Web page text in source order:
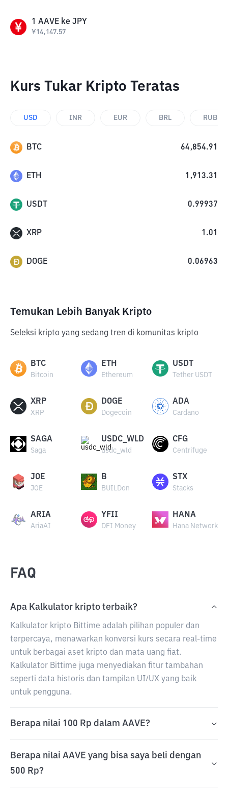
1 AAVE ke JPY
¥14,147.57
Kurs Tukar Kripto Teratas
USD INR EUR BRL RUB
BTC 64,854.91
ETH 1,913.31
USDT 0.99937
XRP 1.01
DOGE 0.06963
Temukan Lebih Banyak Kripto
Seleksi kripto yang sedang tren di komunitas kripto
BTC
Bitcoin
ETH
Ethereum
USDT
Tether USDT
XRP
XRP
DOGE
Dogecoin
ADA
Cardano
SAGA
Saga
USDC_WLD
usdc_wld
CFG
Centrifuge
JOE
JOE
B
BUILDon
STX
Stacks
ARIA
AriaAI
YFII
DFI Money
HANA
Hana Network
FAQ
Apa Kalkulator kripto terbaik?
Kalkulator kripto Bittime adalah pilihan populer dan
terpercaya, menawarkan konversi kurs secara real-time
untuk berbagai aset kripto dan mata uang fiat.
Kalkulator Bittime juga menyediakan fitur tambahan
seperti data historis dan tampilan UI/UX yang baik
untuk pengguna.
Berapa nilai 100 Rp dalam AAVE?
Berapa nilai AAVE yang bisa saya beli dengan
500 Rp?